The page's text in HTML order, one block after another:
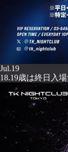
Jul.19
18.19歳は終日入